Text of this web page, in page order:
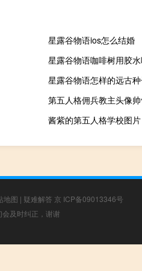
星露谷物语ios怎么结婚
星露谷物语咖啡树用胶
星露谷物语怎样的远古
第五人格佣兵教主头像
酱紫的第五人格学校图片
地图 | 疑难解答 京 ICP备09013346号
及时纠正，谢谢